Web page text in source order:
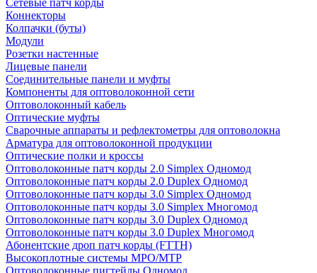
Сетевые патч корды
Коннекторы
Колпачки (буты)
Модули
Розетки настенные
Лицевые панели
Соединительные панели и муфты
Компоненты для оптоволоконной сети
Оптоволоконный кабель
Оптические муфты
Сварочные аппараты и рефлектометры для оптоволокна
Арматура для оптоволоконной продукции
Оптические полки и кроссы
Оптоволоконные патч корды 2.0 Simplex Одномод
Оптоволоконные патч корды 2.0 Duplex Одномод
Оптоволоконные патч корды 3.0 Simplex Одномод
Оптоволоконные патч корды 3.0 Simplex Многомод
Оптоволоконные патч корды 3.0 Duplex Одномод
Оптоволоконные патч корды 3.0 Duplex Многомод
Абонентские дроп патч корды (FTTH)
Высокоплотные системы MPO/MTP